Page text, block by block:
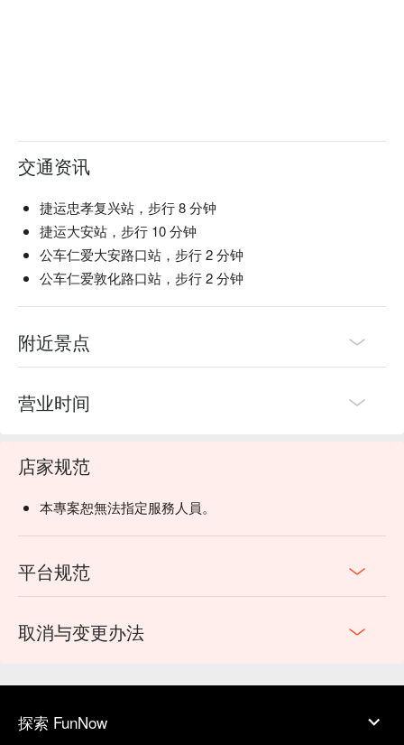
交通资讯
捷运忠孝复兴站，步行 8 分钟
捷运大安站，步行 10 分钟
公车仁爱大安路口站，步行 2 分钟
公车仁爱敦化路口站，步行 2 分钟
附近景点
营业时间
店家规范
本專案恕無法指定服務人員。
平台规范
取消与变更办法
探索 FunNow